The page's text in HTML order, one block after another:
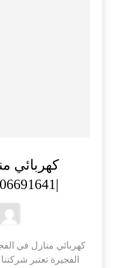
كهربائي
كهربائي منازل في
الفجيرة تعتبر